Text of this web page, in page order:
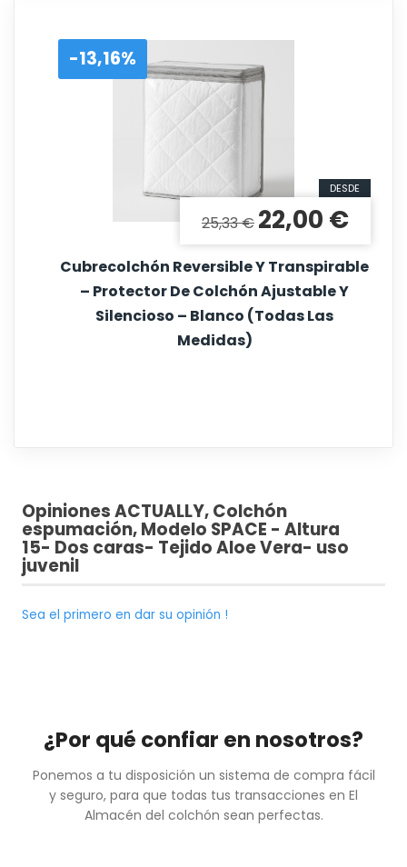
-13,16%
DESDE
Precio base
25,33 € Precio
22,00 €
Cubrecolchón Reversible Y Transpirable
– Protector De Colchón Ajustable Y
Silencioso – Blanco (Todas Las
Medidas)
OpinionesACTUALLY, Colchón
espumación, Modelo SPACE - Altura
15- Dos caras- Tejido Aloe Vera- uso
juvenil
Sea el primero en dar su opinión !
¿Por qué confiar en nosotros?
Ponemos a tu disposición un sistema de compra fácil
y seguro, para que todas tus transacciones en El
Almacén del colchón sean perfectas.